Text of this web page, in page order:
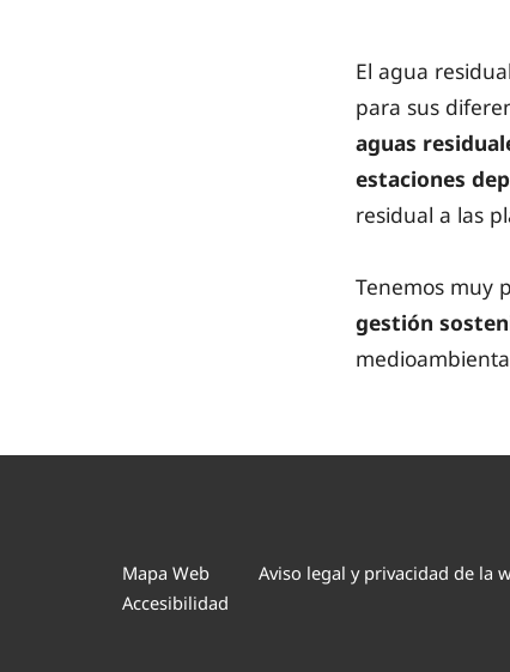
El agua
para sus
aguas
estaciones
residual a las
Tenemos muy
gestión
Mapa Web Aviso legal y privacidad de la
Accesibilidad